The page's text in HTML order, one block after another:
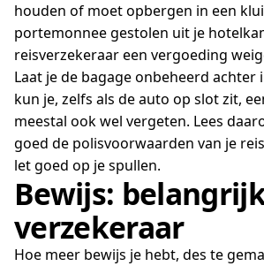
houden of moet opbergen in een
portemonnee gestolen uit je
reisverzekeraar een vergoeding
Laat je de bagage onbeheerd achter
kun je, zelfs als de auto op slot zit,
meestal ook wel vergeten. Lees
goed de polisvoorwaarden van je
let goed op je spullen.
Bewijs:
verzekeraar
Hoe meer bewijs je hebt, des te